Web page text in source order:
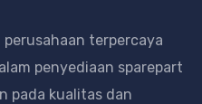
perusahaan terpercaya
penyediaan sparepart
pada kualitas dan